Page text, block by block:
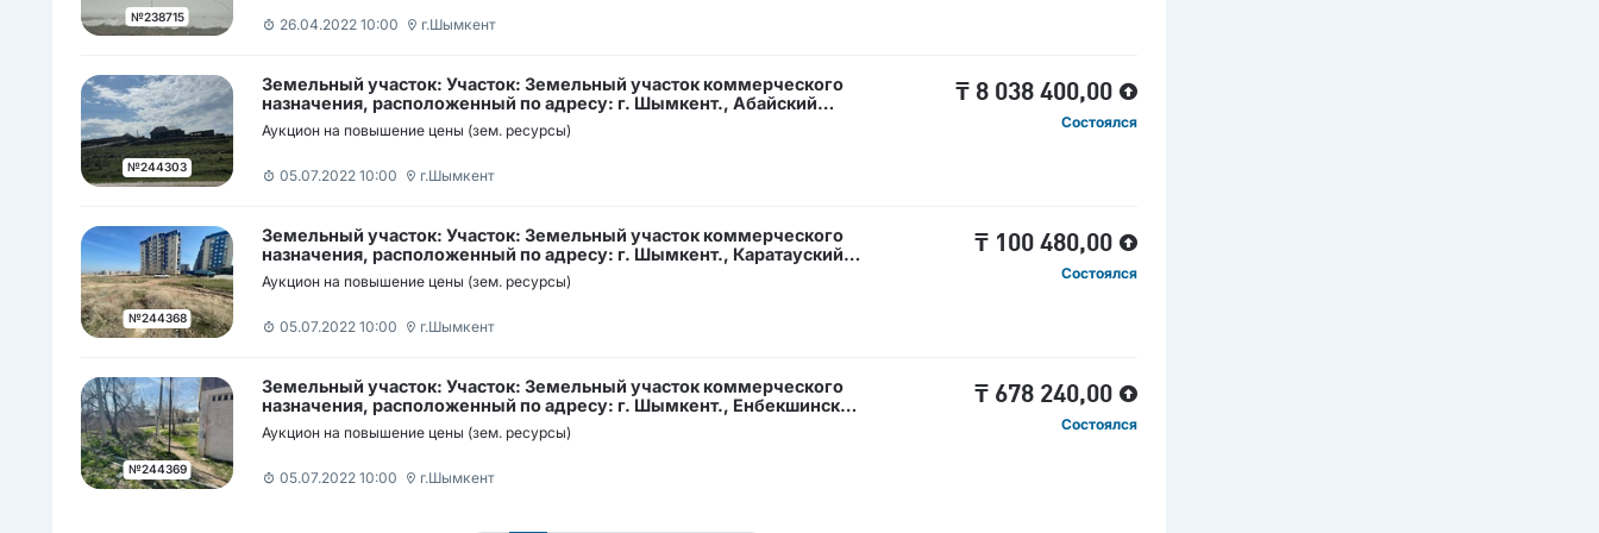
№238715 26.04.2022 10:00 г.Шымкент
№244303
Земельный участок: Участок: Земельный участок коммерческого
назначения, расположенный по адресу: г. Шымкент., Абайский
район., ж.м. Акжар, участок б/н / Кәсіпкерлік мақсаттағы жер
телімі, орналасқан мекен-жайы: Шымкент қ., Абай ауданы, Ақжар
Аукцион на повышение цены (зем. ресурсы)
05.07.2022 10:00 г.Шымкент
₸ 8 038 400,00
Состоялся
№244368
Земельный участок: Участок: Земельный участок коммерческого
назначения, расположенный по адресу: г. Шымкент., Каратауский
район мкр Нурсат участок б/н / Кәсіпкерлік мақсаттағы жер телімі,
орналасқан мекен-жайы: Шымкент қ., Қаратау ауданы Нурсат
Аукцион на повышение цены (зем. ресурсы)
05.07.2022 10:00 г.Шымкент
₸ 100 480,00
Состоялся
№244369
Земельный участок: Участок: Земельный участок коммерческого
назначения, расположенный по адресу: г. Шымкент., Енбекшинский
район улица Х.Пазиков участок б/н / Кәсіпкерлік мақсаттағы жер
телімі, орналасқан мекен-жайы: Шымкент қ., Енбекші ауданы
Аукцион на повышение цены (зем. ресурсы)
05.07.2022 10:00 г.Шымкент
₸ 678 240,00
Состоялся